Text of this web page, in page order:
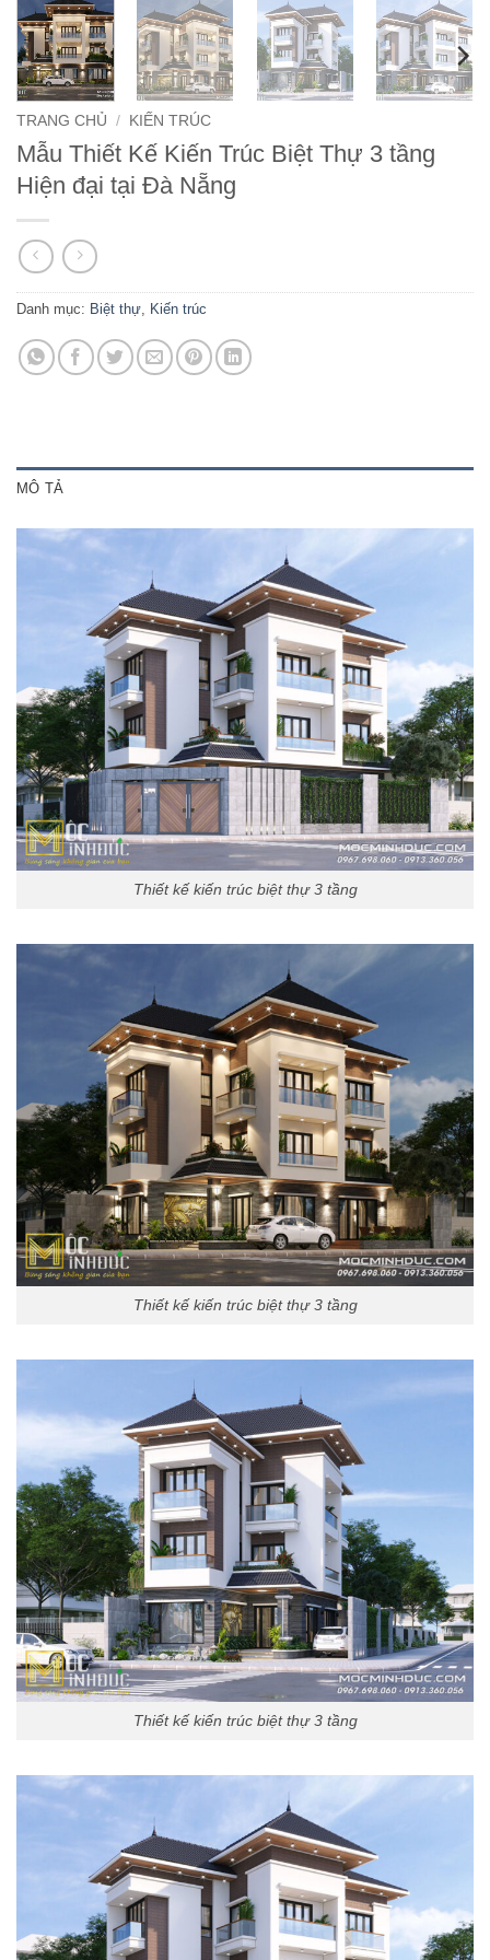
TRANG CHỦ / KIẾN TRÚC
Mẫu Thiết Kế Kiến Trúc Biệt Thự 3 tầng
Hiện đại tại Đà Nẵng
Danh mục: Biệt thự Kiến trúc
MÔ TẢ
Thiết kế kiến trúc biệt thự 3 tầng
Thiết kế kiến trúc biệt thự 3 tầng
Thiết kế kiến trúc biệt thự 3 tầng